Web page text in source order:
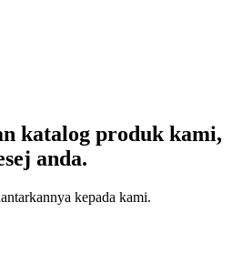
katalog produk kami,
anda.
kepada kami.